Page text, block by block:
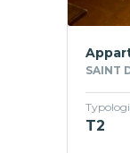
SAINT
T2